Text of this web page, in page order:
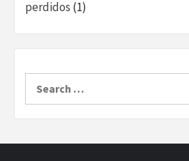
perdidos (1)